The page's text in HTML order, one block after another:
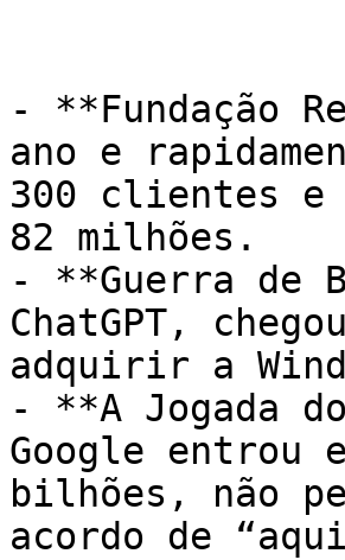
- **Fundação
ano e
300 clientes e
82 milhões.
- **Guerra de
ChatGPT,
adquirir a
- **A Jogada
Google entrou
bilhões, não
acordo de